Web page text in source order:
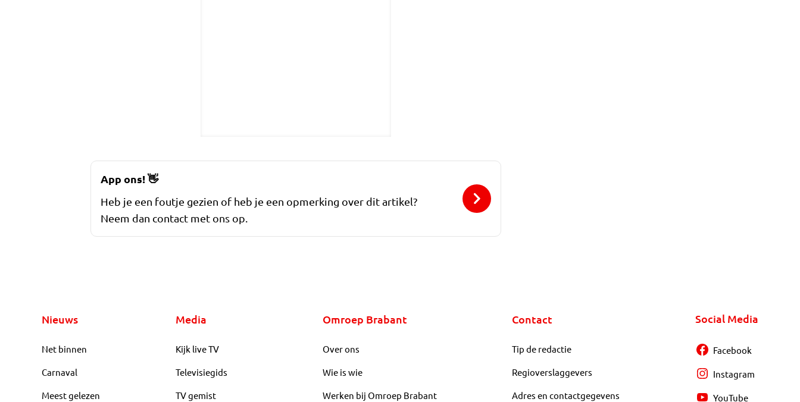
App ons!👋
Heb je een foutje gezien of heb je een opmerking over dit artikel?
Neem dan contact met ons op.
Nieuws
Net binnen
Carnaval
Meest gelezen
Media
Kijk live TV
Televisiegids
TV gemist
Omroep Brabant
Over ons
Wie is wie
Werken bij Omroep Brabant
Contact
Tip de redactie
Regioverslaggevers
Adres en contactgegevens
Social Media
Facebook
Instagram
YouTube